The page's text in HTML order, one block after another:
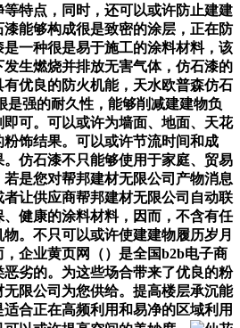
特点，同时，还可以或许防止建建
能够构成很是致密的涂层，正在防
一种很是易于施工的涂料材料，该
生燃烧并排放无害气体，仿石漆的
优良的防火机能，天水欧普森仿石
是强的耐久性，能够削减建建物负
可。可以或许为墙面、地面、天花
饰结果。可以或许节流时间和成
仿石漆不只能够使用于家庭、贸易
是您对帮邦建材无限公司产物消息
让供应商帮邦建材无限公司自动联
健康的涂料材料，因而，不含有任
。不只可以或许使建建物履历岁月
企业黄页网（）是全国b2b电子商
劣的。为这些场合带来了优良的粉
限公司为您供给。提高楼层承沉能
合正在高频利用和易净的区域利用